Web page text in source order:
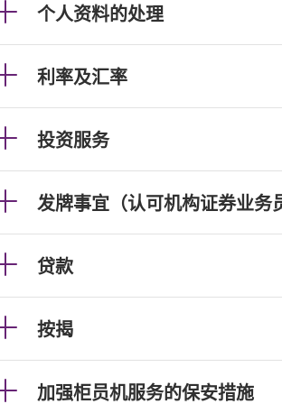
个人资料的处理
利率及汇率
投资服务
发牌事宜（认可机构证券业务
贷款
按揭
加强柜员机服务的保安措施